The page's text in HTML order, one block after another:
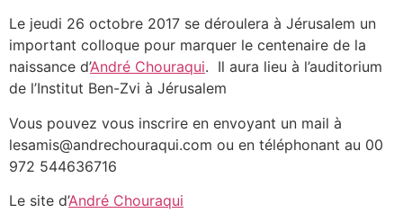
Le jeudi 26 octobre 2017 se déroulera à Jérusalem un
important colloque pour marquer le centenaire de la
naissance d’André Chouraqui. Il aura lieu à l’auditorium
de l’Institut Ben-Zvi à Jérusalem
Vous pouvez vous inscrire en envoyant un mail à
lesamis@andrechouraqui.com ou en téléphonant au 00
972 544636716
Le site d’André Chouraqui